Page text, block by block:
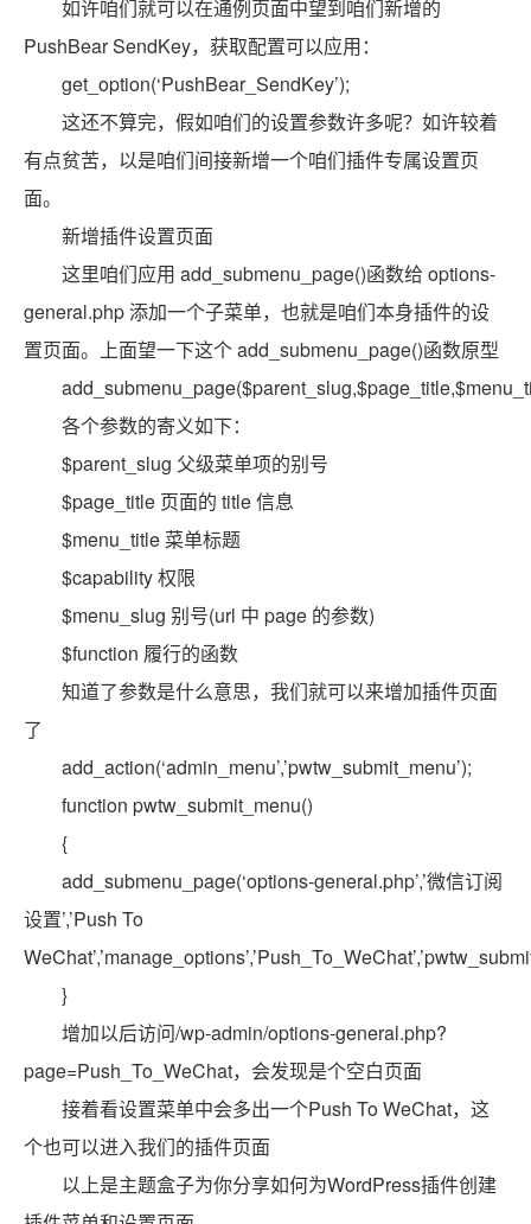
如许咱们就可以在通例页面中望到咱们新增的
PushBear SendKey，获取配置可以应用：
get_option(‘PushBear_SendKey’);
这还不算完，假如咱们的设置参数许多呢？如许较着
有点贫苦，以是咱们间接新增一个咱们插件专属设置页
面。
新增插件设置页面
这里咱们应用 add_submenu_page()函数给 options-
general.php 添加一个子菜单，也就是咱们本身插件的设
置页面。上面望一下这个 add_submenu_page()函数原型
各个参数的寄义如下：
$parent_slug 父级菜单项的别号
$page_title 页面的 title 信息
$menu_title 菜单标题
$capability 权限
$menu_slug 别号(url 中 page 的参数)
$function 履行的函数
知道了参数是什么意思，我们就可以来增加插件页面
了
add_action(‘admin_menu’,’pwtw_submit_menu’);
function pwtw_submit_menu()
{
add_submenu_page(‘options-general.php’,’微信订阅
设置’,’Push To
}
增加以后访问/wp-admin/options-general.php?
page=Push_To_WeChat，会发现是个空白页面
接着看设置菜单中会多出一个Push To WeChat，这
个也可以进入我们的插件页面
以上是主题盒子为你分享如何为WordPress插件创建